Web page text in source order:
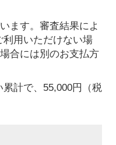
ます。審査結果によ
利用いただけない場
合には別のお支払方
計で、55,000円（税